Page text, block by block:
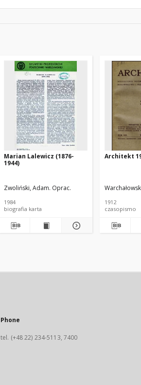
Marian Lalewicz (1876-
1944)
Zwoliński, Adam. Oprac.
1984
biografia karta
Architekt
1912
czasopismo
Phone
tel. (+48 22) 234-5113, 7400